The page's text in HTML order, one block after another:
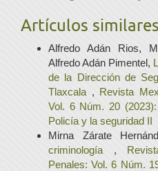
Artículos similares
Alfredo Adán Rios,
Alfredo Adán Pimentel,
de la Dirección de
Tlaxcala , Revista
Vol. 6 Núm. 20
Policía y la seguridad II
Mirna Zárate
criminología ,
Penales: Vol. 6 Núm.